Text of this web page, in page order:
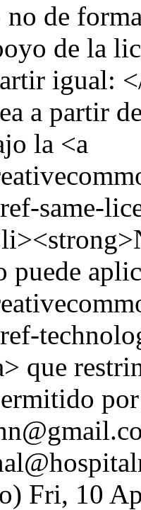
de
de la
igual:
a partir
la <a
same-
que
Fri, 10